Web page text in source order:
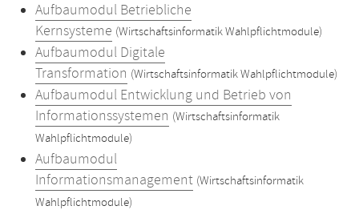
Aufbaumodul Betriebliche
Kernsysteme (Wirtschaftsinformatik Wahlpflichtmodule)
Aufbaumodul Digitale
Transformation (Wirtschaftsinformatik Wahlpflichtmodule)
Aufbaumodul Entwicklung und Betrieb von
Informationssystemen (Wirtschaftsinformatik
Wahlpflichtmodule)
Aufbaumodul
Informationsmanagement (Wirtschaftsinformatik
Wahlpflichtmodule)